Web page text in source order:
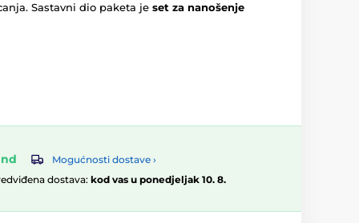
Sastavni dio paketa je set za nanošenje
Mogućnosti dostave ›
dostava: kod vas u ponedjeljak 10. 8.